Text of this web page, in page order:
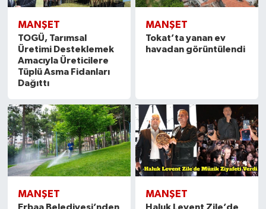
MANŞET
TOGÜ, Tarımsal
Üretimi Desteklemek
Amacıyla Üreticilere
Tüplü Asma Fidanları
Dağıttı
MANŞET
Tokat’ta yanan ev
havadan görüntülendi
MANŞET MANŞET